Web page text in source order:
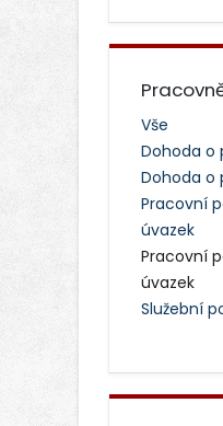
Vše
Dohoda o
Dohoda o
Pracovní
úvazek
Pracovní
úvazek
Služební